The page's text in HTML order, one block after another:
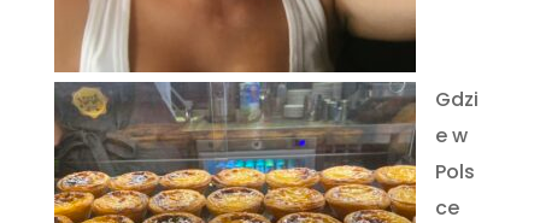
Gdzi
e w
Pols
ce